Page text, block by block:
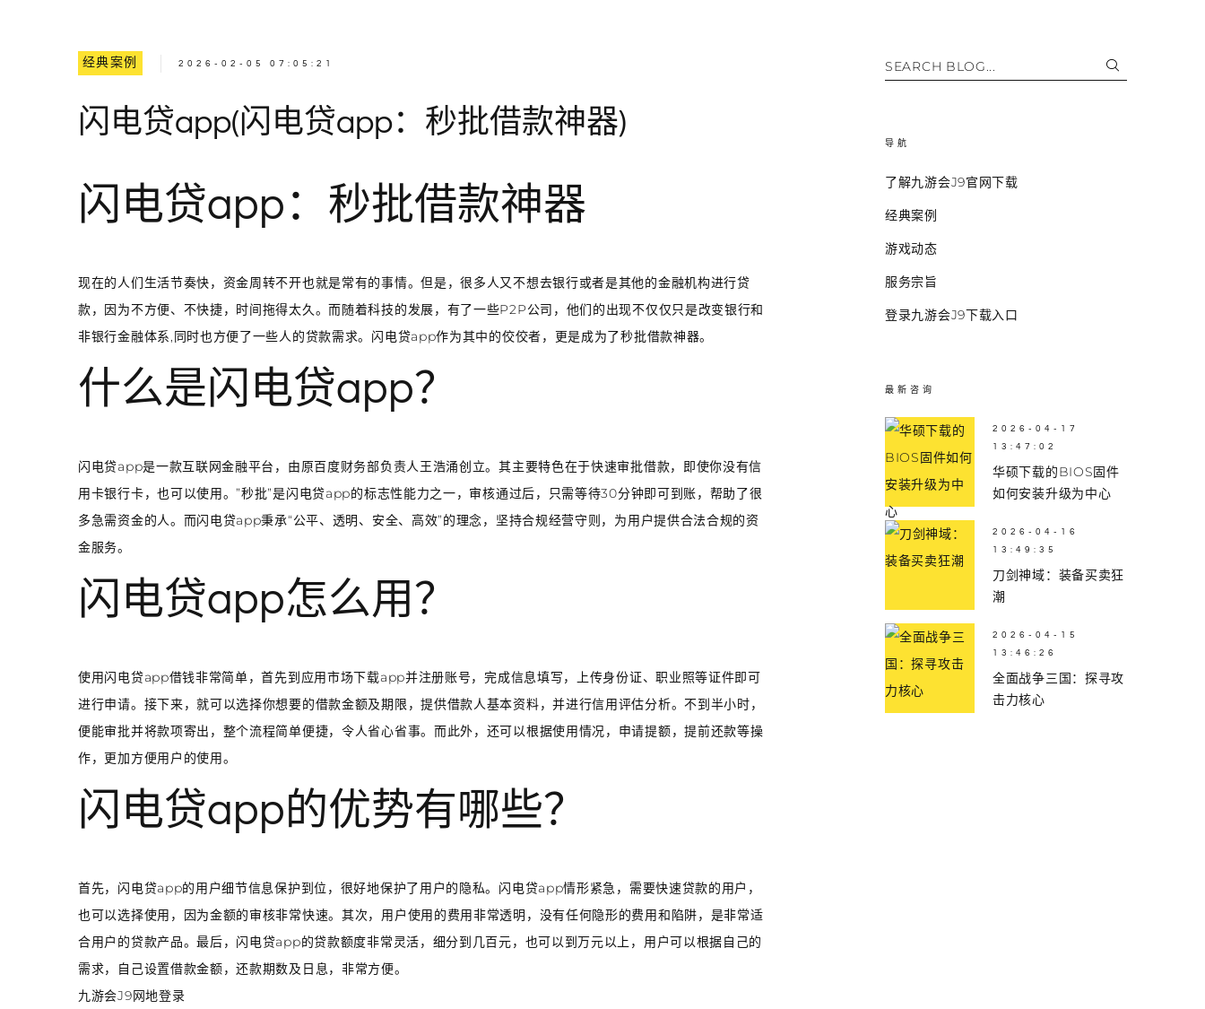
经典案例 2026-02-05 07:05:21
闪电贷app(闪电贷app：秒批借款神器)
闪电贷app：秒批借款神器
现在的人们生活节奏快，资金周转不开也就是常有的事情。但是，很多人又不想去银行或者是其他的金融机构进行贷
款，因为不方便、不快捷，时间拖得太久。而随着科技的发展，有了一些P2P公司，他们的出现不仅仅只是改变银行和
非银行金融体系,同时也方便了一些人的贷款需求。闪电贷app作为其中的佼佼者，更是成为了秒批借款神器。
什么是闪电贷app？
闪电贷app是一款互联网金融平台，由原百度财务部负责人王浩涌创立。其主要特色在于快速审批借款，即使你没有信
用卡银行卡，也可以使用。”秒批”是闪电贷app的标志性能力之一，审核通过后，只需等待30分钟即可到账，帮助了很
多急需资金的人。而闪电贷app秉承“公平、透明、安全、高效”的理念，坚持合规经营守则，为用户提供合法合规的资
金服务。
闪电贷app怎么用？
使用闪电贷app借钱非常简单，首先到应用市场下载app并注册账号，完成信息填写，上传身份证、职业照等证件即可
进行申请。接下来，就可以选择你想要的借款金额及期限，提供借款人基本资料，并进行信用评估分析。不到半小时，
便能审批并将款项寄出，整个流程简单便捷，令人省心省事。而此外，还可以根据使用情况，申请提额，提前还款等操
作，更加方便用户的使用。
闪电贷app的优势有哪些？
首先，闪电贷app的用户细节信息保护到位，很好地保护了用户的隐私。闪电贷app情形紧急，需要快速贷款的用户，
也可以选择使用，因为金额的审核非常快速。其次，用户使用的费用非常透明，没有任何隐形的费用和陷阱，是非常适
合用户的贷款产品。最后，闪电贷app的贷款额度非常灵活，细分到几百元，也可以到万元以上，用户可以根据自己的
需求，自己设置借款金额，还款期数及日息，非常方便。
九游会J9网地登录
SEARCH BLOG...
导航
了解九游会J9官网下载
经典案例
游戏动态
服务宗旨
登录九游会J9下载入口
最新咨询
2026-04-17
13:47:02
华硕下载的BIOS固件
如何安装升级为中心
2026-04-16
13:49:35
刀剑神域：装备买卖狂
潮
2026-04-15
13:46:26
全面战争三国：探寻攻
击力核心